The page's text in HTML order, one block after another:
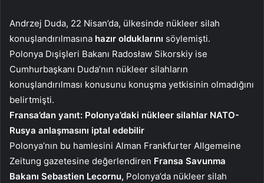
Andrzej Duda, 22 Nisan’da, ülkesinde nükleer silah
konuşlandırılmasına hazır olduklarını söylemişti.
Polonya Dışişleri Bakanı Radosław Sikorskiy ise
Cumhurbaşkanı Duda’nın nükleer silahların
konuşlandırılması konusunu konuşma yetkisinin olmadığını
belirtmişti.
Fransa’dan yanıt: Polonya’daki nükleer silahlar NATO-
Rusya anlaşmasını iptal edebilir
Polonya’nın bu hamlesini Alman Frankfurter Allgemeine
Zeitung gazetesine değerlendiren Fransa Savunma
Bakanı Sebastien Lecornu, Polonya’da nükleer silah